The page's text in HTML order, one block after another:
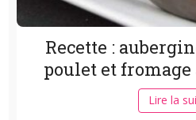
Recette :
poulet et fromage
Lire la